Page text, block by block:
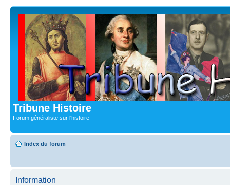
Tribune Histoire
Forum généraliste sur l'histoire
Index du forum
Information